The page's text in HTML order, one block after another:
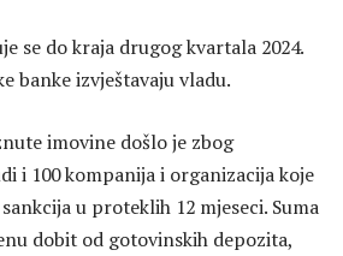
se do kraja drugog kvartala 2024.
banke izvještavaju vladu.
imovine došlo je zbog
i 100 kompanija i organizacija koje
u proteklih 12 mjeseci. Suma
dobit od gotovinskih depozita,